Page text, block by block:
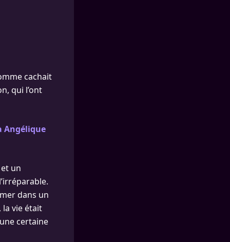
cachait
qui l’ont
Angélique
un
dans un
la vie était
certaine